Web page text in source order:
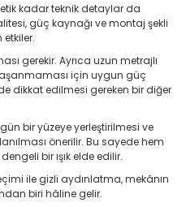
kadar teknik detaylar da
güç kaynağı ve montaj şekli
gerekir. Ayrıca uzun metrajlı
için uygun güç
dikkat edilmesi gereken bir diğer
bir yüzeye yerleştirilmesi ve
önerilir. Bu sayede hem
bir ışık elde edilir.
ile gizli aydınlatma, mekânın
biri hâline gelir.